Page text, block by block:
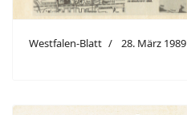
Westfalen-Blatt 28. März 1989